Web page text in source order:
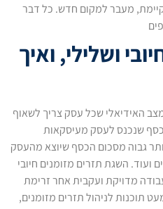
מעבר למקום חדש. כל דבר
ושלילי, ואיך
האידיאלי שכל עסק צריך לשאוף
שנכנס לעסק מעיסקאות
גבוה מסכום הכסף שיוצא מהעסק
ועוד. השגת תזרים מזומנים חיובי
מדויקת ועקבית אחר זרימת
תוכנות לניהול תזרים מזומנים,